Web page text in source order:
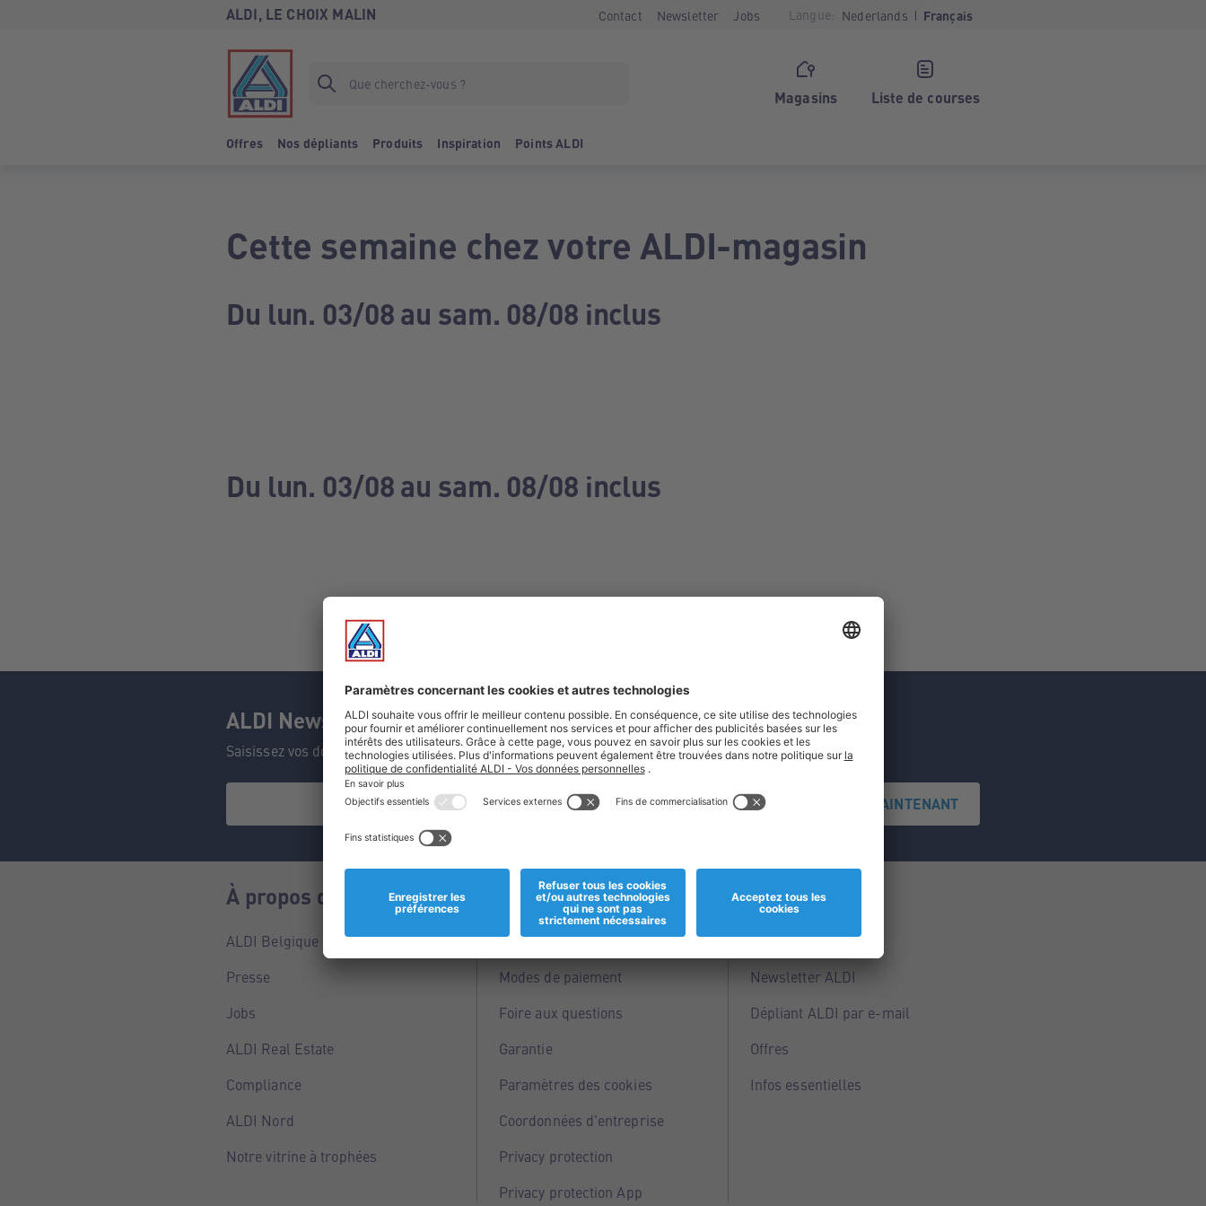
ALDI, LE CHOIX MALIN Contact Newsletter Jobs Langue: Nederlands Français
Magasins Liste de courses
Offres Nos dépliants Produits Inspiration Points ALDI
Cette semaine chez votre ALDI-magasin
Du lun. 03/08 au sam. 08/08 inclus
Du lun. 03/08 au sam. 08/08 inclus
ALDI Newsletter
Saisissez vos données et ne manquez aucune de nos offres.
S'INSCRIRE MAINTENANT
À propos de nous
ALDI Belgique
Presse
Jobs
ALDI Real Estate
Compliance
ALDI Nord
Notre vitrine à trophées
Informations
Magasins
Modes de paiement
Foire aux questions
Garantie
Paramètres des cookies
Coordonnées d'entreprise
Privacy protection
Privacy protection App
Service
Points ALDI
Newsletter ALDI
Dépliant ALDI par e-mail
Offres
Infos essentielles